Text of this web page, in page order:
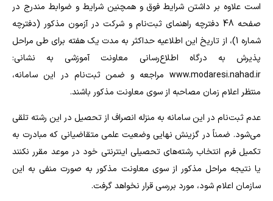
است علاوه بر داشتن شرایط فوق و همچنین شرایط و ضوابط مندرج در
صفحه 48 دفترچه راهنمای ثبت‌نام و شرکت در آزمون مذکور (دفترچه
شماره 1)، از تاریخ این اطلاعیه حداکثر به مدت یک هفته برای طی مراحل
پذیرش به درگاه اطلاع‌رسانی معاونت آموزشی به نشانی:
www.modaresi.nahad.ir مراجعه و ضمن ثبت‌نام در این سامانه،
منتظر اعلام زمان مصاحبه از سوی معاونت مذکور باشند.
عدم ثبت‌نام در این سامانه به منزله انصراف از تحصیل در این رشته تلقی
می‌شود. ضمناً در گزینش نهایی وضعیت علمی متقاضیانی که مبادرت به
تکمیل فرم انتخاب رشته‌های تحصیلی اینترنتی خود در موعد مقرر نکنند
یا نتیجه مراحل مذکور از سوی معاونت مذکور به صورت منفی به این
سازمان اعلام شود، مورد بررسی قرار نخواهد گرفت.